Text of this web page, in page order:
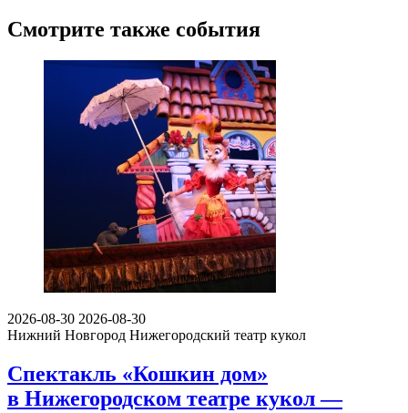
Смотрите также события
2026-08-30 2026-08-30
Нижний Новгород Нижегородский театр кукол
Спектакль «Кошкин дом»
в Нижегородском театре кукол —